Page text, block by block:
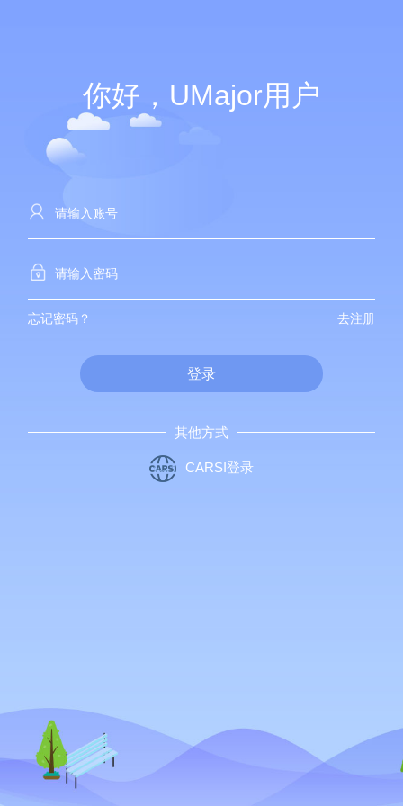
你好，UMajor用户
忘记密码？ 去注册
登录
其他方式
CARSI登录